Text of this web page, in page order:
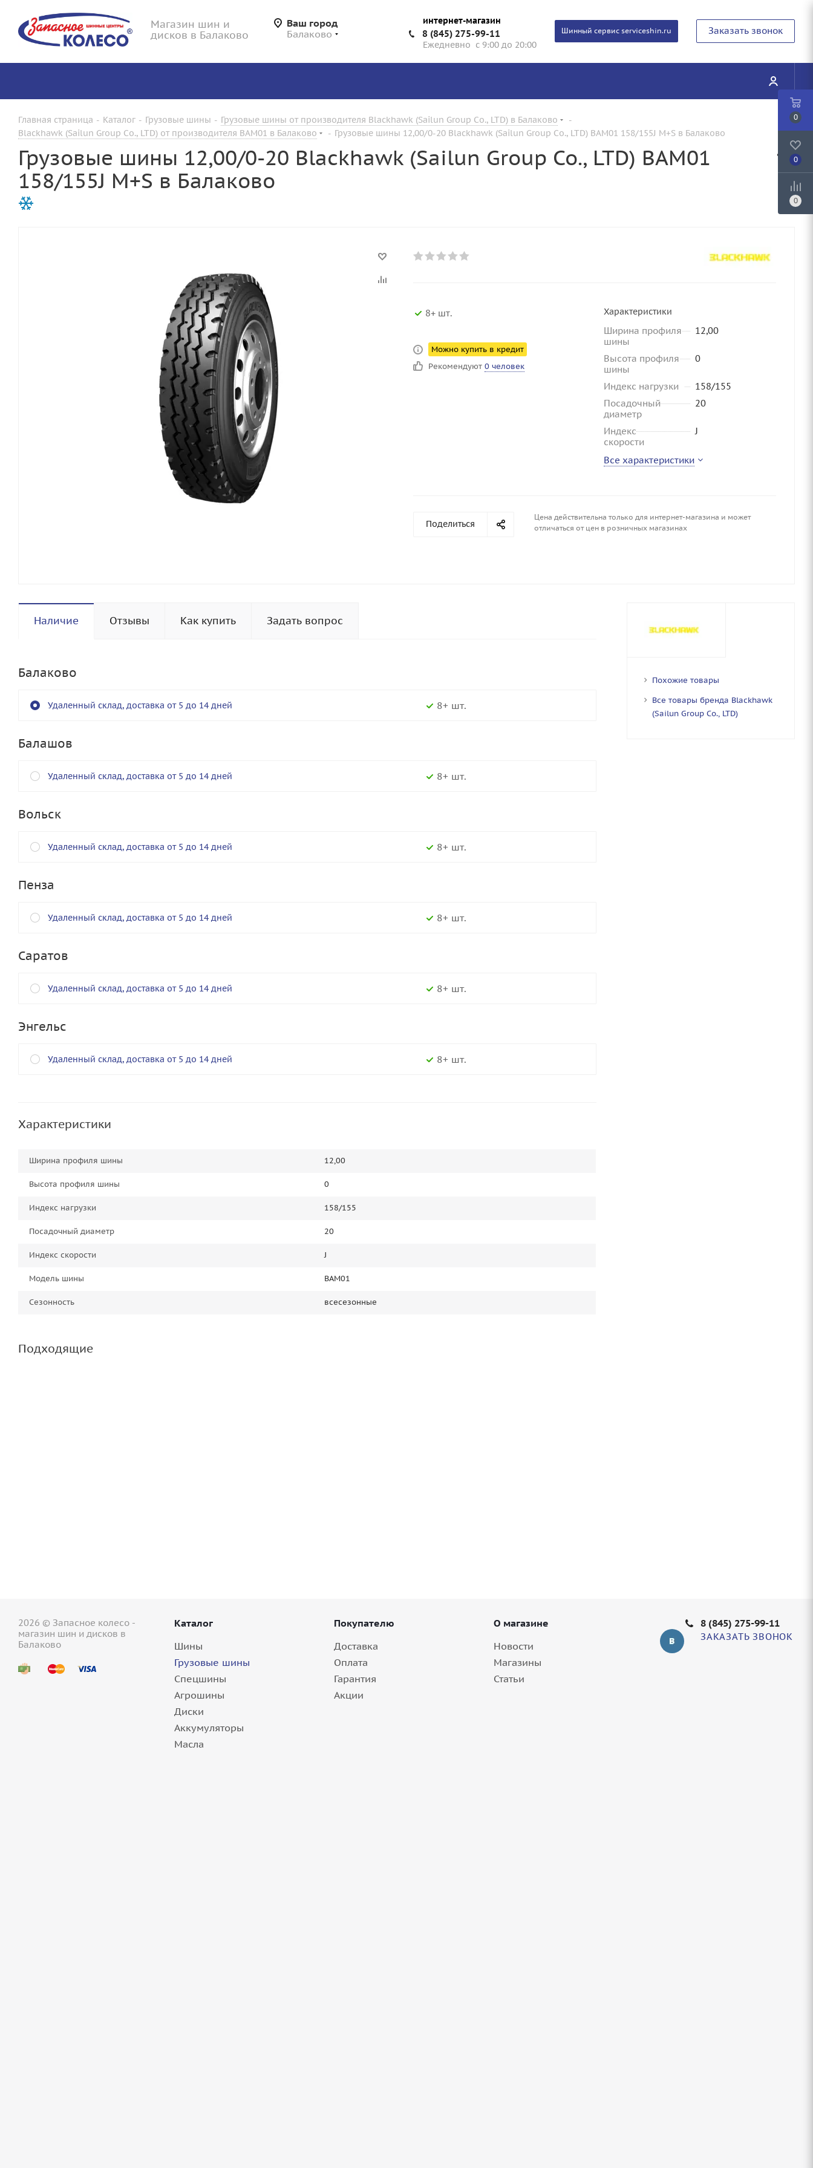
Магазин шин и
дисков в Балаково
Ваш город
Балаково
интернет-магазин
8 (845) 275-99-11
Ежедневно с 9:00 до 20:00
Шинный сервис serviceshin.ru Заказать звонок
Главная страница - Каталог - Грузовые шины - Грузовые шины от производителя Blackhawk (Sailun Group Co., LTD) в Балаково
-
Blackhawk (Sailun Group Co., LTD) от производителя BAM01 в Балаково
- Грузовые шины 12,00/0-20 Blackhawk (Sailun Group Co., LTD) BAM01 158/155J M+S в Балаково
Грузовые шины 12,00/0-20 Blackhawk (Sailun Group Co., LTD) BAM01
158/155J M+S в Балаково
8+ шт.
Можно купить в кредит
Рекомендуют 0 человек
Характеристики
Ширина профиля
шины
12,00
Высота профиля
шины
0
Индекс нагрузки
158/155
Посадочный
диаметр
20
Индекс
скорости
J
Все характеристики
Поделиться
Цена действительна только для интернет-магазина и может
отличаться от цен в розничных магазинах
Наличие Отзывы Как купить Задать вопрос
Балаково
8+ шт.
Удаленный склад, доставка от 5 до 14 дней
Балашов
8+ шт.
Удаленный склад, доставка от 5 до 14 дней
Вольск
8+ шт.
Удаленный склад, доставка от 5 до 14 дней
Пенза
8+ шт.
Удаленный склад, доставка от 5 до 14 дней
Саратов
8+ шт.
Удаленный склад, доставка от 5 до 14 дней
Энгельс
8+ шт.
Удаленный склад, доставка от 5 до 14 дней
Характеристики
Ширина профиля шины 12,00
Высота профиля шины 0
Индекс нагрузки 158/155
Посадочный диаметр 20
Индекс скорости J
Модель шины BAM01
Сезонность всесезонные
Подходящие
Грузовые шины 12,00/0-20 Kama NU 704 154/151G M+S в Балаково
Похожие товары
Все товары бренда Blackhawk
(Sailun Group Co., LTD)
2026 © Запасное колесо -
магазин шин и дисков в
Балаково
Каталог
Шины
Грузовые шины
Спецшины
Агрошины
Диски
Аккумуляторы
Масла
Покупателю
Доставка
Оплата
Гарантия
Акции
О магазине
Новости
Магазины
Статьи
8 (845) 275-99-11
ЗАКАЗАТЬ ЗВОНОК
0
0
0